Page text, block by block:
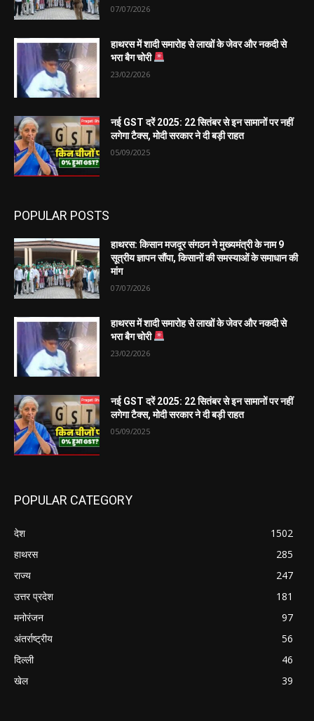
07/07/2026
हाथरस में शादी समारोह से लाखों के जेवर और नकदी से
भरा बैग चोरी
23/02/2026
नई GST दरें 2025: 22 सितंबर से इन सामानों पर नहीं
लगेगा टैक्स, मोदी सरकार ने दी बड़ी राहत
05/09/2025
POPULAR POSTS
हाथरस: किसान मजदूर संगठन ने मुख्यमंत्री के नाम 9
सूत्रीय ज्ञापन सौंपा, किसानों की समस्याओं के समाधान की
मांग
07/07/2026
हाथरस में शादी समारोह से लाखों के जेवर और नकदी से
भरा बैग चोरी
23/02/2026
नई GST दरें 2025: 22 सितंबर से इन सामानों पर नहीं
लगेगा टैक्स, मोदी सरकार ने दी बड़ी राहत
05/09/2025
POPULAR CATEGORY
देश
1502
हाथरस
285
राज्य
247
उत्तर प्रदेश
181
मनोरंजन
97
अंतर्राष्ट्रीय
56
दिल्ली
46
खेल
39